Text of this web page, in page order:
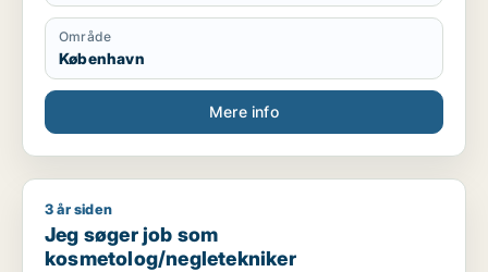
Område
København
Mere info
Jeg søger job som kosmetolog/negletekniker
3 år siden
Jeg søger job som
kosmetolog/negletekniker